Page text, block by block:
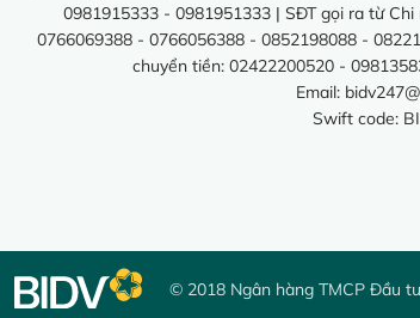
0981915333 - 0981951333 | SĐT gọi ra từ
0766069388 - 0766056388 - 0852198088 -
chuyển tiền: 02422200520 -
Email:
Swift code:
© 2018 Ngân hàng TMCP Đầu